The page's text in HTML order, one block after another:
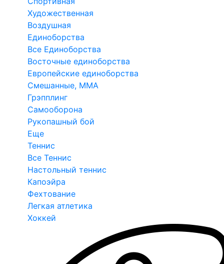
Художественная
Воздушная
Единоборства
Все Единоборства
Восточные единоборства
Европейские единоборства
Смешанные, ММА
Грэпплинг
Самооборона
Рукопашный бой
Еще
Теннис
Все Теннис
Настольный теннис
Капоэйра
Фехтование
Легкая атлетика
Хоккей